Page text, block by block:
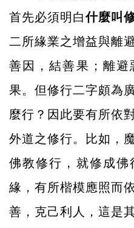
首先必須明白什麼叫
二所緣業之增益與離
善因，結善果；離
果。但修行二字頗為
麼行？因此要有所依
外道之修行。比如，
佛教修行，就修成佛
緣，有所楷模應照而
善，克己利人，這是